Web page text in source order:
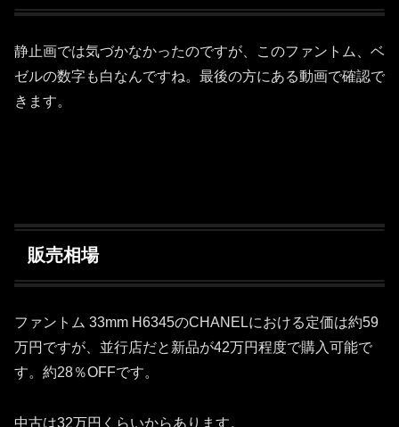
静止画では気づかなかったのですが、このファントム、ベ
ゼルの数字も白なんですね。最後の方にある動画で確認で
きます。
販売相場
ファントム 33mm H6345のCHANELにおける定価は約59
万円ですが、並行店だと新品が42万円程度で購入可能で
す。約28％OFFです。
中古は32万円くらいからあります。